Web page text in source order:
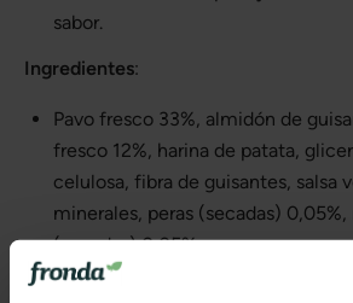
sabor.
Ingredientes:
Pavo fresco 33%, almidón de
fresco 12%, harina de patata,
celulosa, fibra de guisantes, salsa
minerales, peras (secadas) 0,05%,
(secadas) 0,05%.
Composición analítica